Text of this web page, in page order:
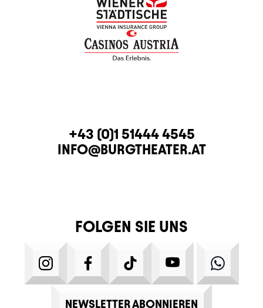
KONTAKTTELEFON
+43 (0)1 51444 4545
E-MAIL
INFO@BURGTHEATER.AT
FOLGEN SIE UNS
INSTAGRAMFACEBOOKTIKTOK YOUTUBE
NEWSLETTER ABONNIEREN